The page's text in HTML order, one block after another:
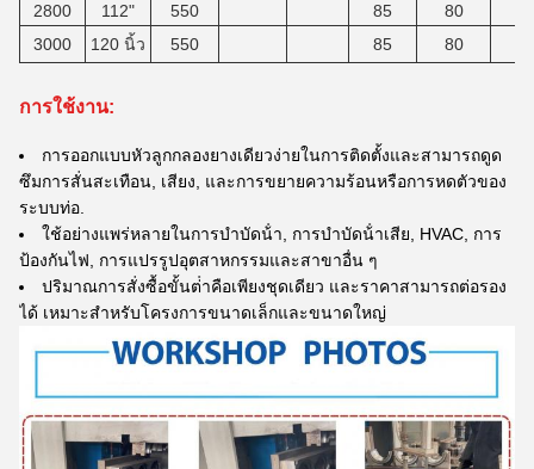
2800
112" 550 85
80
3000
120 นิ้ว 550 85 80
การใช้งาน:
การออกแบบหัวลูกกลองยางเดียวง่ายในการติดตั้งและสามารถดูด
ซึมการสั่นสะเทือน, เสียง, และการขยายความร้อนหรือการหดตัวของ
ระบบท่อ.
ใช้อย่างแพร่หลายในการบําบัดน้ํา, การบําบัดน้ําเสีย, HVAC, การ
ป้องกันไฟ, การแปรรูปอุตสาหกรรมและสาขาอื่น ๆ
ปริมาณการสั่งซื้อขั้นต่ําคือเพียงชุดเดียว และราคาสามารถต่อรอง
ได้ เหมาะสําหรับโครงการขนาดเล็กและขนาดใหญ่